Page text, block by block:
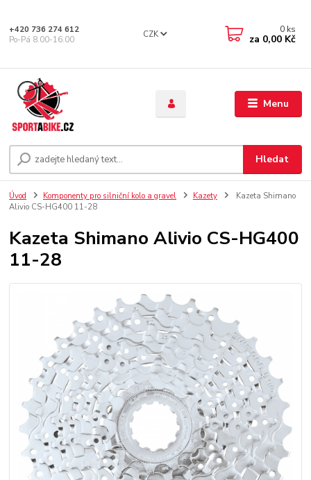
Menu
CZK
Hledat
+420 736 274 612
Po-Pá 8.00-16.00
0 ks
za 0,00 Kč
Úvod Komponenty pro silniční kolo a gravel Kazety
Kazeta Shimano
Alivio CS-HG400 11-28
Kazeta Shimano Alivio CS-HG400
11-28